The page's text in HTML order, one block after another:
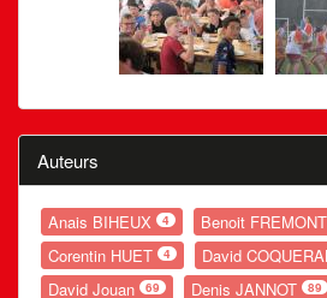
Auteurs
Anais BIHEUX 4 Benoit FREMONT
Corentin HUET 4 David
David Jouan 69 Denis JANNOT 89